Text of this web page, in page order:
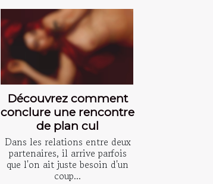
Découvrez comment
conclure une rencontre
de plan cul
Dans les relations entre deux
partenaires, il arrive parfois
que l'on ait juste besoin d'un
coup...